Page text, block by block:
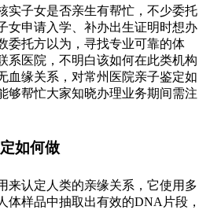
实子女是否亲生有帮忙，不少委托
女申请入学、补办出生证明时想办
委托方以为，寻找专业可靠的体
系医院，不明白该如何在此类机构
血缘关系，对常州医院亲子鉴定如
够帮忙大家知晓办理业务期间需注
如何做
来认定人类的亲缘关系，它使用多
体样品中抽取出有效的DNA片段，